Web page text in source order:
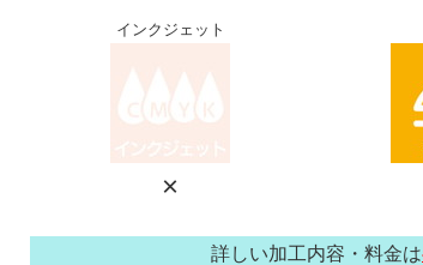
インクジェット
×
詳しい加工内容・料金は